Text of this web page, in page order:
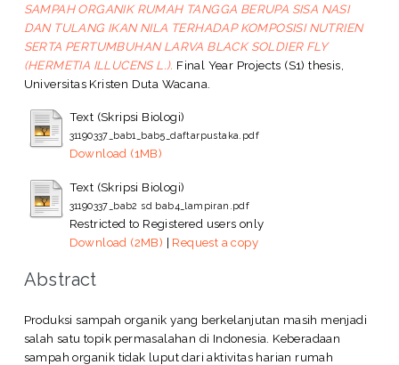
SAMPAH ORGANIK RUMAH TANGGA BERUPA SISA NASI
DAN TULANG IKAN NILA TERHADAP KOMPOSISI NUTRIEN
SERTA PERTUMBUHAN LARVA BLACK SOLDIER FLY
(HERMETIA ILLUCENS L.). Final Year Projects (S1) thesis,
Universitas Kristen Duta Wacana.
Text (Skripsi Biologi)
31190337_bab1_bab5_daftarpustaka.pdf
Download (1MB)
Text (Skripsi Biologi)
31190337_bab2 sd bab4_lampiran.pdf
Restricted to Registered users only
Download (2MB) | Request a copy
Abstract
Produksi sampah organik yang berkelanjutan masih menjadi
salah satu topik permasalahan di Indonesia. Keberadaan
sampah organik tidak luput dari aktivitas harian rumah